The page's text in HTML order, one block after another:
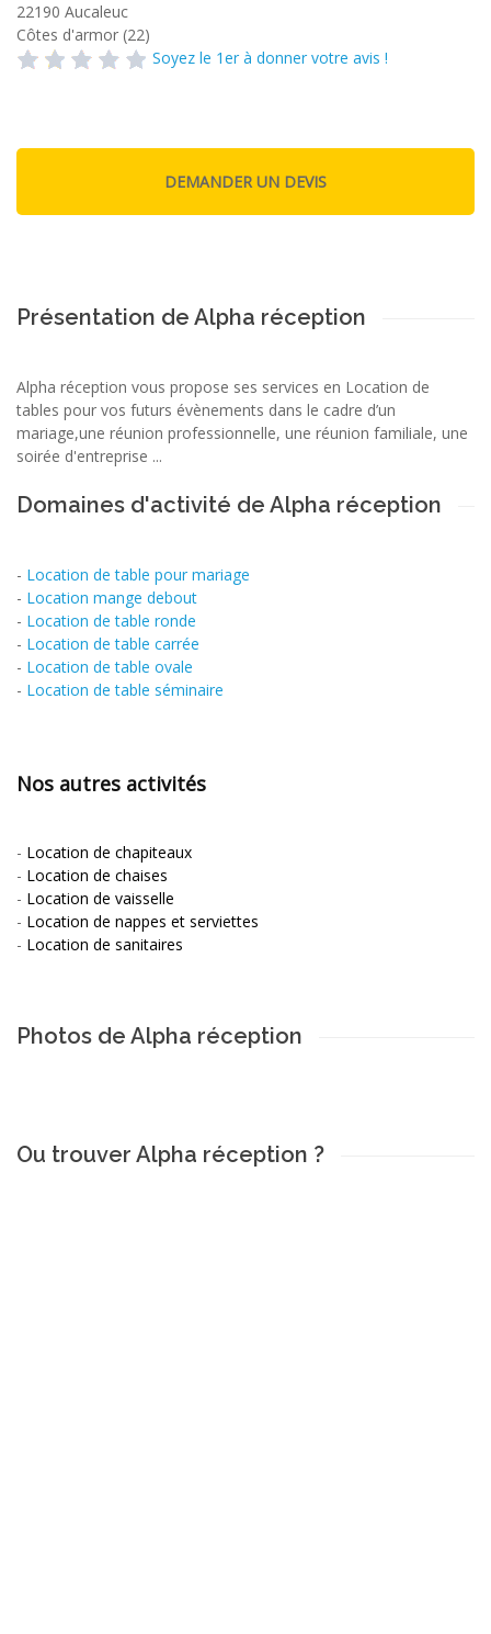
22190 Aucaleuc
Côtes d'armor (22)
Soyez le 1er à donner votre avis !
Présentation de Alpha réception
Alpha réception vous propose ses services en Location de
tables pour vos futurs évènements dans le cadre d’un
mariage,une réunion professionnelle, une réunion familiale, une
soirée d'entreprise ...
Domaines d'activité de Alpha réception
- Location de table pour mariage
- Location mange debout
- Location de table ronde
- Location de table carrée
- Location de table ovale
- Location de table séminaire
Nos autres activités
- Location de chapiteaux
- Location de chaises
- Location de vaisselle
- Location de nappes et serviettes
- Location de sanitaires
Photos de Alpha réception
Ou trouver Alpha réception ?